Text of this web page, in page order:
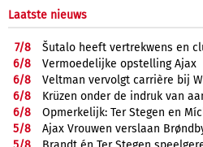
Laatste nieuws
7/8
Šutalo heeft vertrekwens en
6/8
Vermoedelijke opstelling Ajax
6/8
Veltman vervolgt carrière bij
6/8
Krüzen onder de indruk van
6/8
Opmerkelijk: Ter Stegen en
5/8
Ajax Vrouwen verslaan